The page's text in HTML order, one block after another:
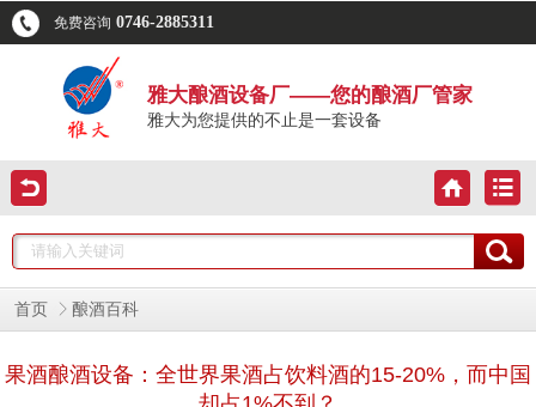
免费咨询 0746-2885311
雅大酿酒设备厂——您的酿酒厂管家
雅大为您提供的不止是一套设备
首页 酿酒百科
果酒酿酒设备：全世界果酒占饮料酒的15-20%，而中国